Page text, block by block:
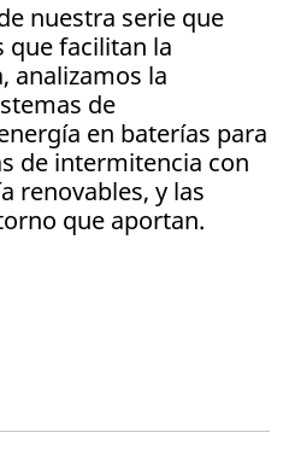
nuestra serie que
que facilitan la
analizamos la
de
en baterías para
de intermitencia con
renovables, y las
que aportan.